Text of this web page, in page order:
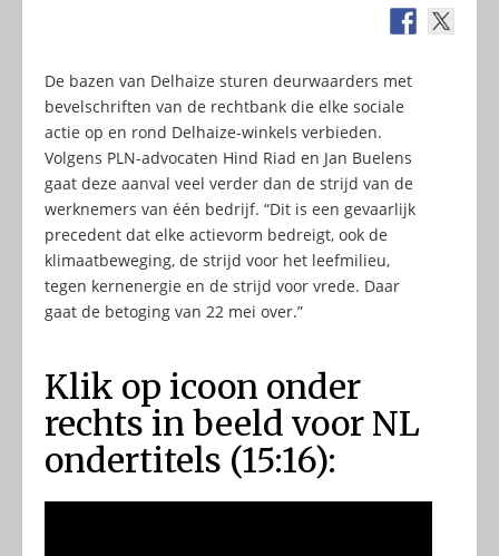
De bazen van Delhaize sturen deurwaarders met
bevelschriften van de rechtbank die elke sociale
actie op en rond Delhaize-winkels verbieden.
Volgens PLN-advocaten Hind Riad en Jan Buelens
gaat deze aanval veel verder dan de strijd van de
werknemers van één bedrijf. “Dit is een gevaarlijk
precedent dat elke actievorm bedreigt, ook de
klimaatbeweging, de strijd voor het leefmilieu,
tegen kernenergie en de strijd voor vrede. Daar
gaat de betoging van 22 mei over.”
Klik op icoon onder
rechts in beeld voor NL
ondertitels (15:16):